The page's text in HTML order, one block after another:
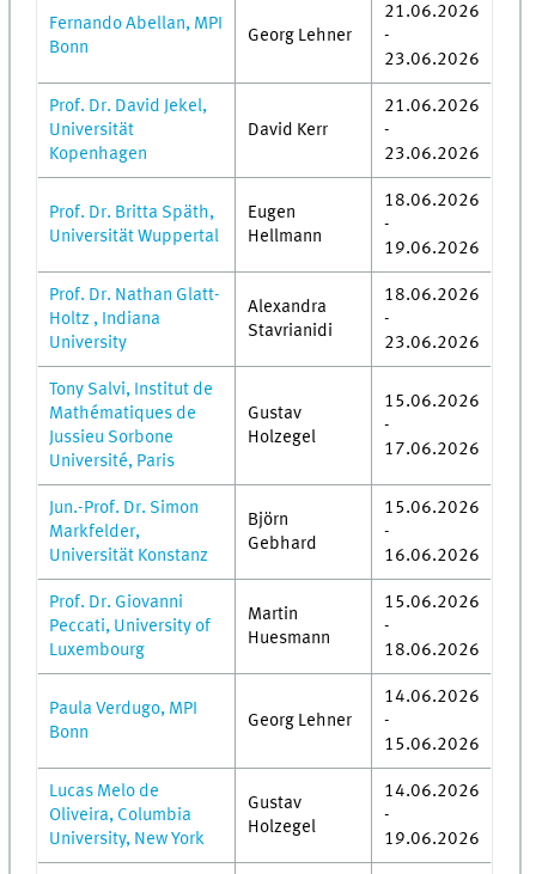
Fernando Abellan, MPI
Bonn
Georg Lehner
21.06.2026
-
23.06.2026
Prof. Dr. David Jekel,
Universität
Kopenhagen
David Kerr
21.06.2026
-
23.06.2026
Prof. Dr. Britta Späth,
Universität Wuppertal
Eugen
Hellmann
18.06.2026
-
19.06.2026
Prof. Dr. Nathan Glatt-
Holtz , Indiana
University
Alexandra
Stavrianidi
18.06.2026
-
23.06.2026
Tony Salvi, Institut de
Mathématiques de
Jussieu Sorbone
Université, Paris
Gustav
Holzegel
15.06.2026
-
17.06.2026
Jun.-Prof. Dr. Simon
Markfelder,
Universität Konstanz
Björn
Gebhard
15.06.2026
-
16.06.2026
Prof. Dr. Giovanni
Peccati, University of
Luxembourg
Martin
Huesmann
15.06.2026
-
18.06.2026
Paula Verdugo, MPI
Bonn
Georg Lehner
14.06.2026
-
15.06.2026
Lucas Melo de
Oliveira, Columbia
University, New York
Gustav
Holzegel
14.06.2026
-
19.06.2026